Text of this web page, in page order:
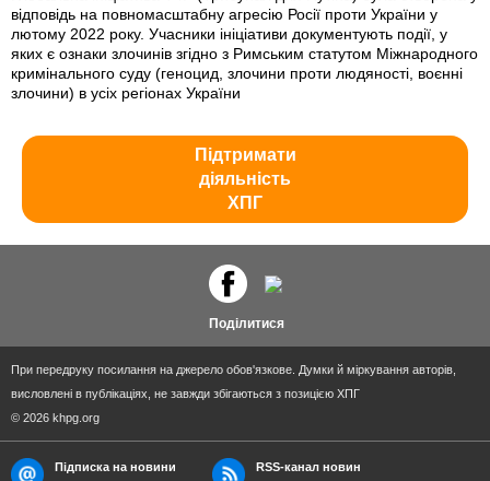
відповідь на повномасштабну агресію Росії проти України у
лютому 2022 року. Учасники ініціативи документують події, у
яких є ознаки злочинів згідно з Римським статутом Міжнародного
кримінального суду (геноцид, злочини проти людяності, воєнні
злочини) в усіх регіонах України
Підтримати
діяльність
ХПГ
Поділитися
При передруку посилання на джерело обов'язкове. Думки й міркування авторів,
висловлені в публікаціях, не завжди збігаються з позицією ХПГ
© 2026 khpg.org
Підписка на новини RSS-канал новин